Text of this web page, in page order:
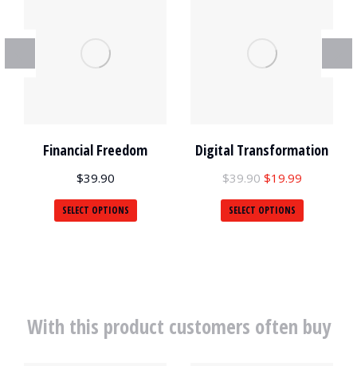
Financial Freedom
$39.90
SELECT OPTIONS
Digital Transformation
$39.90 $19.99
SELECT OPTIONS
With this product customers often buy